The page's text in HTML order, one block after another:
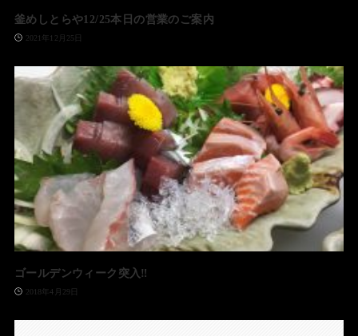
釜めしとらや12/25本日の営業のご案内
2021年12月25日
ゴールデンウィーク突入‼️
2018年4月29日